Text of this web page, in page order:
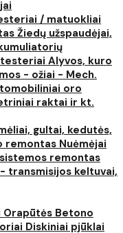
/ matuokliai
Žiedų užspaudėjai,
Alyvos, kuro
- ožiai - Mech.
oro
raktai ir kt.
gultai, kedutės,
remontas Nuėmėjai
remontas
transmisijos keltuvai,
Orapūtės Betono
Diskiniai pjūklai